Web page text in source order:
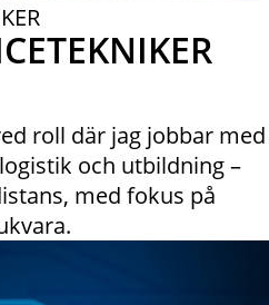
roll där jag jobbar med
och utbildning –
med fokus på